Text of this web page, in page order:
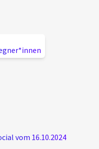
vom 16.10.2024